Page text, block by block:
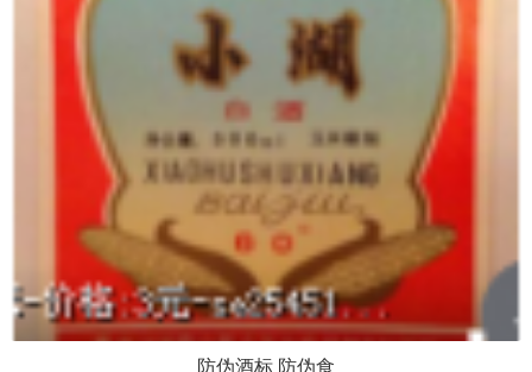
防伪酒标 防伪食